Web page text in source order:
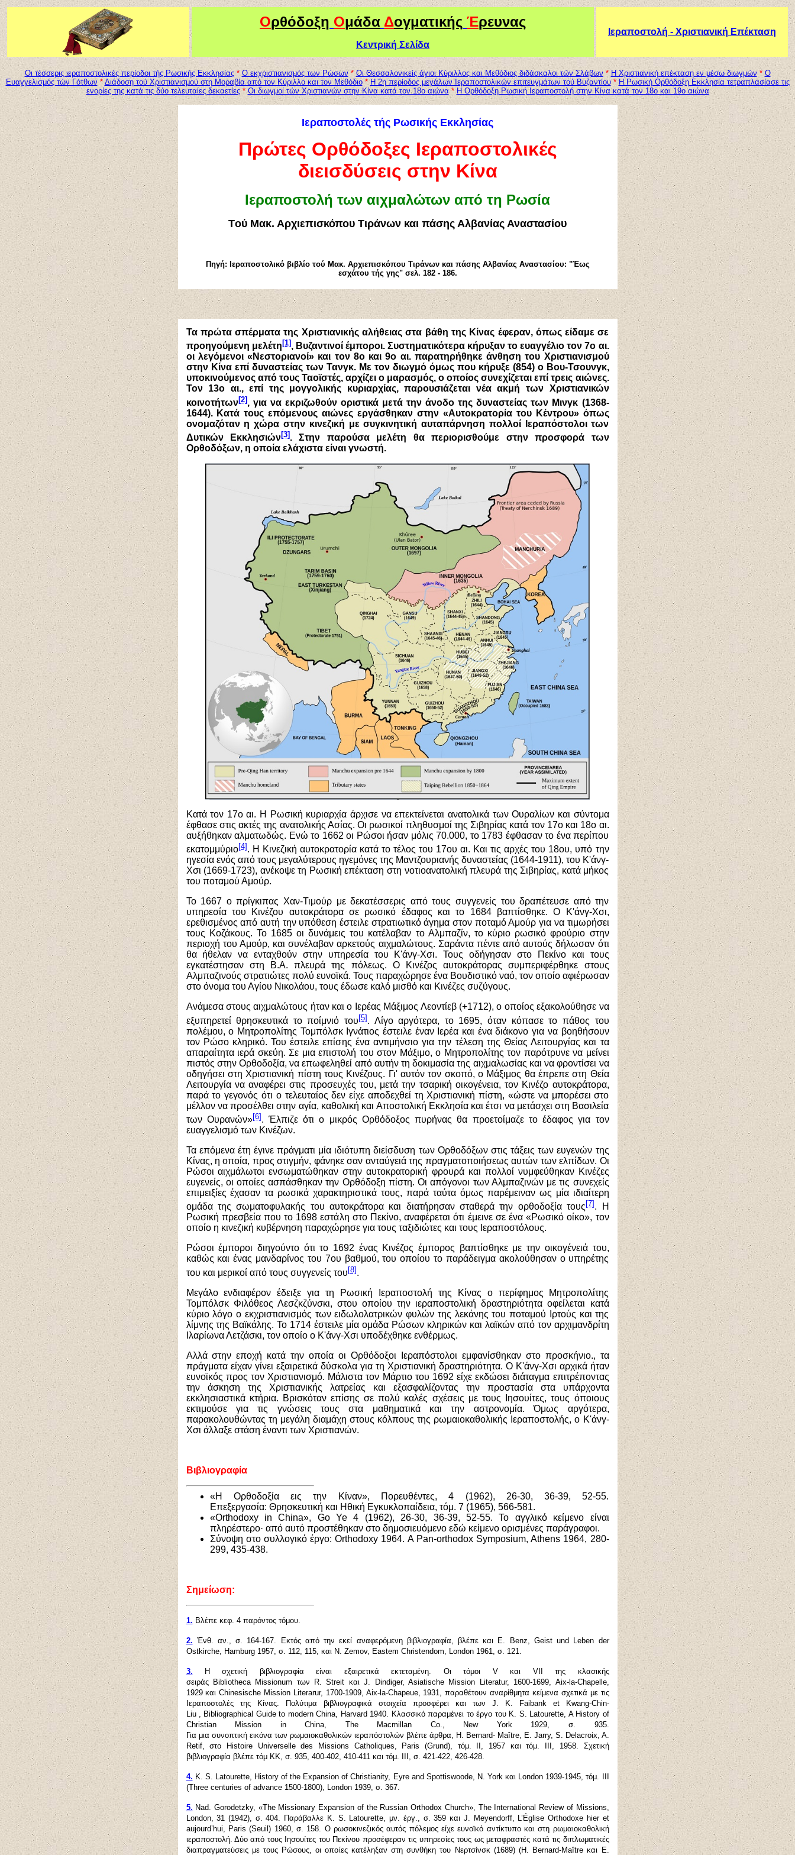
Ορθόδοξη Ομάδα Δογματικής Έρευνας
Κεντρική Σελίδα
Ιεραποστολή - Χριστιανική Επέκταση
Οι τέσσερις ιεραποστολικές περίοδοι τής Ρωσικής Εκκλησίας* Ο εκχριστιανισμός των Ρώσων* Οι Θεσσαλονικείς άγιοι Κύριλλος και Μεθόδιος διδάσκαλοι τών Σλάβων * Η Χριστιανική επέκταση εν μέσω διωγμών * Ο
Ευαγγελισμός τών Γότθων * Διάδοση τού Χριστιανισμού στη Μοραβία από τον Κύριλλο και τον Μεθόδιο* Η 2η περίοδος μεγάλων Ιεραποστολικών επιτευγμάτων τού Βυζαντίου*H Ρωσική Ορθόδοξη Εκκλησία τετραπλασίασε τις
ενορίες της κατά τις δύο τελευταίες δεκαετίες*Οι διωγμοί τών Χριστιανών στην Κίνα κατά τον 18ο αιώνα * Η Ορθόδοξη Ρωσική Ιεραποστολή στην Κίνα κατά τον 18ο και 19ο αιώνα
Ιεραποστολές τής Ρωσικής Εκκλησίας
Πρώτες Ορθόδοξες Ιεραποστολικές
διεισδύσεις στην Κίνα
Ιεραποστολή των αιχμαλώτων από τη Ρωσία
Tού Μακ. Αρχιεπισκόπου Τιράνων και πάσης Αλβανίας Αναστασίου
Πηγή: Ιεραποστολικό βιβλίο τού Μακ. Αρχιεπισκόπου Τιράνων και πάσης Αλβανίας Αναστασίου: "Έως
εσχάτου τής γης" σελ. 182- 186.
Τα πρώτα σπέρματα της Χριστιανικής αλήθειας στα βάθη της Κίνας έφεραν, όπως είδαμε σε
προηγούμενη μελέτη [1], Βυζαντινοί έμποροι. Συστηματικότερα κήρυξαν το ευαγγέλιο τον 7ο αι.
οι λεγόμενοι «Νεστοριανοί» και τον 8ο και 9ο αι. παρατηρήθηκε άνθηση του Χριστιανισμού
στην Κίνα επί δυναστείας των Τανγκ. Με τον διωγμό όμως που κήρυξε (854) ο Βου-Τσουνγκ,
υποκινούμενος από τους Ταοϊστές, αρχίζει ο μαρασμός, ο οποίος συνεχίζεται επί τρεις αιώνες.
Τον 13ο αι., επί της μογγολικής κυριαρχίας, παρουσιάζεται νέα ακμή των Χριστιανικών
κοινοτήτων[2], για να εκριζωθούν οριστικά μετά την άνοδο της δυναστείας των Μινγκ (1368-
1644). Κατά τους επόμενους αιώνες εργάσθηκαν στην «Αυτοκρατορία του Κέντρου» όπως
ονομαζόταν η χώρα στην κινεζική με συγκινητική αυταπάρνηση πολλοί Ιεραπόστολοι των
Δυτικών Εκκλησιών[3]. Στην παρούσα μελέτη θα περιορισθούμε στην προσφορά των
Ορθοδόξων, η οποία ελάχιστα είναι γνωστή.
Κατά τον 17ο αι. Η Ρωσική κυριαρχία άρχισε να επεκτείνεται ανατολικά των Ουραλίων και σύντομα
έφθασε στις ακτές της ανατολικής Ασίας. Οι ρωσικοί πληθυσμοί της Σιβηρίας κατά τον 17ο και 18ο αι.
αυξήθηκαν αλματωδώς. Ενώ το 1662 οι Ρώσοι ήσαν μόλις 70.000, το 1783 έφθασαν το ένα περίπου
εκατομμύριο[4] . Η Κινεζική αυτοκρατορία κατά το τέλος του 17ου αι. Και τις αρχές του 18ου, υπό την
ηγεσία ενός από τους μεγαλύτερους ηγεμόνες της Μαντζουριανής δυναστείας (1644-1911), του Κ'άνγ-
Χσι (1669-1723), ανέκοψε τη Ρωσική επέκταση στη νοτιοανατολική πλευρά της Σιβηρίας, κατά μήκος
του ποταμού Αμούρ.
Το 1667 ο πρίγκιπας Χαν-Τιμούρ με δεκατέσσερις από τους συγγενείς του δραπέτευσε από την
υπηρεσία του Κινέζου αυτοκράτορα σε ρωσικό έδαφος και το 1684 βαπτίσθηκε. Ο Κ'άνγ-Χσι,
ερεθισμένος από αυτή την υπόθεση έστειλε στρατιωτικό άγημα στον ποταμό Αμούρ για να τιμωρήσει
τους Κοζάκους. Το 1685 οι δυνάμεις του κατέλαβαν το Αλμπαζίν, το κύριο ρωσικό φρούριο στην
περιοχή του Αμούρ, και συνέλαβαν αρκετούς αιχμαλώτους. Σαράντα πέντε από αυτούς δήλωσαν ότι
θα ήθελαν να ενταχθούν στην υπηρεσία του Κ'άνγ-Χσι. Τους οδήγησαν στο Πεκίνο και τους
εγκατέστησαν στη Β.Α. πλευρά της πόλεως. Ο Κινέζος αυτοκράτορας συμπεριφέρθηκε στους
Αλμπαζινούς στρατιώτες πολύ ευνοϊκά. Τους παραχώρησε ένα Βουδιστικό ναό, τον οποίο αφιέρωσαν
στο όνομα του Αγίου Νικολάου, τους έδωσε καλό μισθό και Κινέζες συζύγους.
Ανάμεσα στους αιχμαλώτους ήταν και ο Ιερέας Μάξιμος Λεοντίεβ (+1712), ο οποίος εξακολούθησε να
εξυπηρετεί θρησκευτικά το ποίμνιό του[5]. Λίγο αργότερα, το 1695, όταν κόπασε το πάθος του
πολέμου, ο Μητροπολίτης Τομπόλσκ Ιγνάτιος έστειλε έναν Ιερέα και ένα διάκονο για να βοηθήσουν
τον Ρώσο κληρικό. Του έστειλε επίσης ένα αντιμήνσιο για την τέλεση της Θείας Λειτουργίας και τα
απαραίτητα ιερά σκεύη. Σε μια επιστολή του στον Μάξιμο, ο Μητροπολίτης τον παρότρυνε να μείνει
πιστός στην Ορθοδοξία, να επωφεληθεί από αυτήν τη δοκιμασία της αιχμαλωσίας και να φροντίσει να
οδηγήσει στη Χριστιανική πίστη τους Κινέζους. Γι' αυτόν τον σκοπό, ο Μάξιμος θα έπρεπε στη Θεία
Λειτουργία να αναφέρει στις προσευχές του, μετά την τσαρική οικογένεια, τον Κινέζο αυτοκράτορα,
παρά το γεγονός ότι ο τελευταίος δεν είχε αποδεχθεί τη Χριστιανική πίστη, «ώστε να μπορέσει στο
μέλλον να προσέλθει στην αγία, καθολική και Αποστολική Εκκλησία και έτσι να μετάσχει στη Βασιλεία
των Ουρανών»[6]. Έλπιζε ότι ο μικρός Ορθόδοξος πυρήνας θα προετοίμαζε το έδαφος για τον
ευαγγελισμό των Κινέζων.
Τα επόμενα έτη έγινε πράγματι μία ιδιότυπη διείσδυση των Ορθοδόξων στις τάξεις των ευγενών της
Κίνας, η οποία, προς στιγμήν, φάνηκε σαν ανταύγειά της πραγματοποιήσεως αυτών των ελπίδων. Οι
Ρώσοι αιχμάλωτοι ενσωματώθηκαν στην αυτοκρατορική φρουρά και πολλοί νυμφεύθηκαν Κινέζες
ευγενείς, οι οποίες ασπάσθηκαν την Ορθόδοξη πίστη. Οι απόγονοι των Αλμπαζινών με τις συνεχείς
επιμειξίες έχασαν τα ρωσικά χαρακτηριστικά τους, παρά ταύτα όμως παρέμειναν ως μία ιδιαίτερη
ομάδα της σωματοφυλακής του αυτοκράτορα και διατήρησαν σταθερά την ορθοδοξία τους [7]. Η
Ρωσική πρεσβεία που το 1698 εστάλη στο Πεκίνο, αναφέρεται ότι έμεινε σε ένα «Ρωσικό οίκο», τον
οποίο η κινεζική κυβέρνηση παραχώρησε για τους ταξιδιώτες και τους Ιεραποστόλους.
Ρώσοι έμποροι διηγούντο ότι το 1692 ένας Κινέζος έμπορος βαπτίσθηκε με την οικογένειά του,
καθώς και ένας μανδαρίνος του 7ου βαθμού, του οποίου το παράδειγμα ακολούθησαν ο υπηρέτης
του και μερικοί από τους συγγενείς του[8].
Μεγάλο ενδιαφέρον έδειξε για τη Ρωσική Ιεραποστολή της Κίνας ο περίφημος Μητροπολίτης
Τομπόλσκ Φιλόθεος Λεσζκζύνσκι, στου οποίου την ιεραποστολική δραστηριότητα οφείλεται κατά
κύριο λόγο ο εκχριστιανισμός των ειδωλολατρικών φυλών της λεκάνης του ποταμού Ιρτούς και της
λίμνης της Βαϊκάλης. Το 1714 έστειλε μία ομάδα Ρώσων κληρικών και λαϊκών από τον αρχιμανδρίτη
Ιλαρίωνα Λετζάσκι, τον οποίο ο Κ'άνγ-Χσι υποδέχθηκε ενθέρμως.
Αλλά στην εποχή κατά την οποία οι Ορθόδοξοι Ιεραπόστολοι εμφανίσθηκαν στο προσκήνιο., τα
πράγματα είχαν γίνει εξαιρετικά δύσκολα για τη Χριστιανική δραστηριότητα. Ο Κ'άνγ-Χσι αρχικά ήταν
ευνοϊκός προς τον Χριστιανισμό. Μάλιστα τον Μάρτιο του 1692 είχε εκδώσει διάταγμα επιτρέποντας
την άσκηση της Χριστιανικής λατρείας και εξασφαλίζοντας την προστασία στα υπάρχοντα
εκκλησιαστικά κτήρια. Βρισκόταν επίσης σε πολύ καλές σχέσεις με τους Ιησουίτες, τους όποιους
εκτιμούσε για τις γνώσεις τους στα μαθηματικά και την αστρονομία. Όμως αργότερα,
παρακολουθώντας τη μεγάλη διαμάχη στους κόλπους της ρωμαιοκαθολικής Ιεραποστολής, ο Κ'άνγ-
Χσι άλλαξε στάση έναντι των Χριστιανών.
Βιβλιογραφία
«Η Ορθοδοξία εις την Κίναν», Πορευθέντες, 4 (1962), 26-30, 36-39, 52-55.
Επεξεργασία: Θρησκευτική και Ηθική Εγκυκλοπαίδεια, τόμ. 7 (1965), 566-581.
«Orthodoxy in China», Go Ye 4 (1962), 26-30, 36-39, 52-55.Το αγγλικό κείμενο είναι
πληρέστερο· από αυτό προστέθηκαν στο δημοσιευόμενο εδώ κείμενο ορισμένες παράγραφοι.
Σύνοψη στο συλλογικό έργο: Orthodoxy 1964.A Pan-orthodox Symposium, Athens 1964, 280-
299, 435-438.
Σημείωση:
1. Βλέπε κεφ. 4 παρόντος τόμου.
2. Ένθ. αν., σ. 164-167. Εκτός από την εκεί αναφερόμενη βιβλιογραφία, βλέπε και Ε. Benz, Geist und Leben der
Ostkirche, Hamburg 1957, σ. 112, 115, και N. Zemov, Eastem Christendom, London 1961, σ. 121.
3. Η σχετική βιβλιογραφία είναι εξαιρετικά εκτεταμένη. Οι τόμοι V και VIIτης κλασικής
σειράς Bibliotheca Missionum των R.Streit και J. Dindiger, Asiatische Mission Literatur, 1600-1699, Aix-la-Chapelle,
1929 και Chinesische Mission Literarur, 1700-1909, Aix-la-Chapeue, 1931, παραθέτουν αναρίθμητα κείμενα σχετικά με τις
Ιεραποστολές της Κίνας. Πολύτιμα βιβλιογραφικά στοιχεία προσφέρει και των J. K. Faibank et Kwang-Chin-
L iu , Bibliographical Guideto modernChina, Harvard 1940. Κλασσικό παραμένει το έργο τουK. S. Latourette, A History of
Christian Mission in China, The Macmillan Co., New York 1929, σ. 935.
Για μια συνοπτική εικόνα των ρωμαιοκαθολικών ιεραπόστολών βλέπε άρθρα , Η. Bernard- Maître, Ε . Jarry, S. Delacroix, A.
Retif,στο Histoire Universelle des Missions Catholiques, Paris (Grund), τόμ. II , 1957 και τόμ. III, 1958. Σχετική
βιβλιογραφία βλέπε τόμΚΚ σ. 935, 400-402, 410-411 και τόμ. ΙΙΙ σ. 421-422, 426-428.
4. K. S. Latourette, History of the Expansion of Christianity, Eyre and Spottiswoode, N. Yorkκαι London 1939-1945,τόμ
ΙΙΙ
(Three centuries of advance 1500-1800), London 1939, σ. 367.
5. Nad. Gorodetzky, «The Missionary Expansion of the Russian Orthodox Church», The International Review of Missions,
London, 31 (1942), σ. 404. Παράβαλλε K. S. Latourette,μν έργ., σ. 359και J. Meyendorff, L’Église Orthodoxe hier et
aujourd’hui, Paris (Seuil) 1960, σ. 158. Ο ρωσοκινεζικός αυτός πόλεμος είχε ευνοϊκό αντίκτυπο και στη ρωμαιοκαθολική
ιεραποστολή. Δύο από τους Ιησουίτες του Πεκίνου προσέφεραν τις υπηρεσίες τους ως μεταφραστές κατά τις διπλωματικές
διαπραγματεύσεις με τους Ρώσους, οι οποίες κατέληξαν στη συνθήκη του Νερτσίνσκ (1689) (Η. Bernard-Maître και Ε.